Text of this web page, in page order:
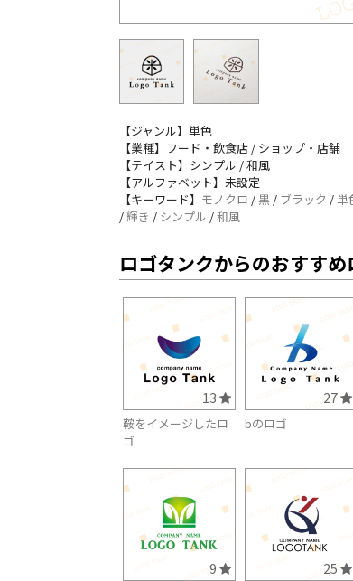
【ジャンル】単色
【業種】フード・飲食店 / ショップ・店舗
【テイスト】シンプル / 和風
【アルファベット】未設定
【キーワード】 モノクロ /黒 / ブラック /単
/輝き / シンプル /和風
ロゴタンクからのおすすめ
13
鞍をイメージしたロ
ゴ
27
bのロゴ
9 25